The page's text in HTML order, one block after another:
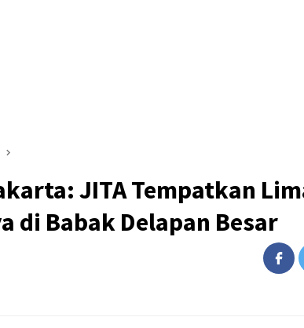
JITA Tempatkan
di Babak Delapan Besar